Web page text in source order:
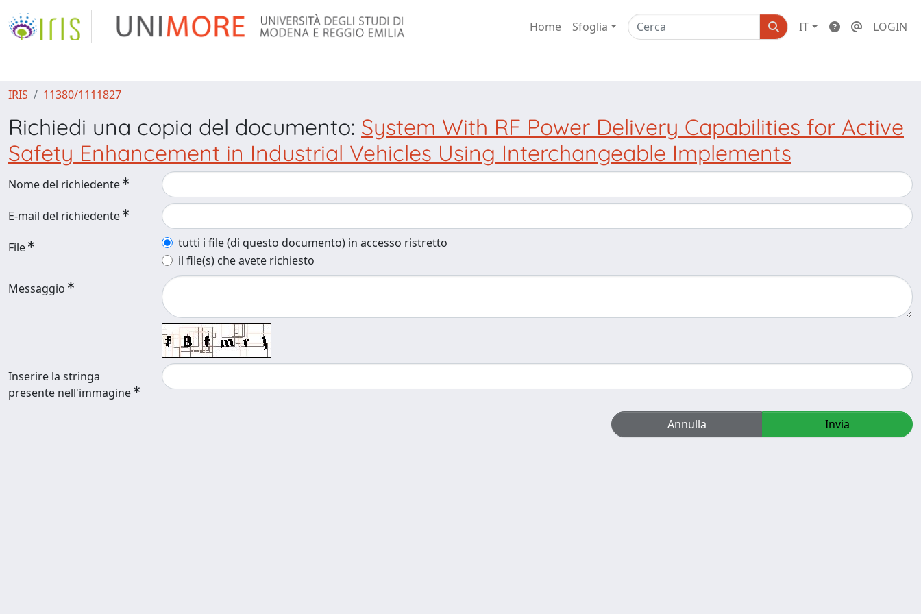
Home Sfoglia IT LOGIN
IRIS 11380/1111827
Richiedi una copia del documento: System With RF Power Delivery Capabilities for Active
Safety Enhancement in Industrial Vehicles Using Interchangeable Implements
Nome del richiedente
E-mail del richiedente
File
tutti i file (di questo documento) in accesso ristretto
il file(s) che avete richiesto
Messaggio
Inserire la stringa
presente nell'immagine
Annulla Invia